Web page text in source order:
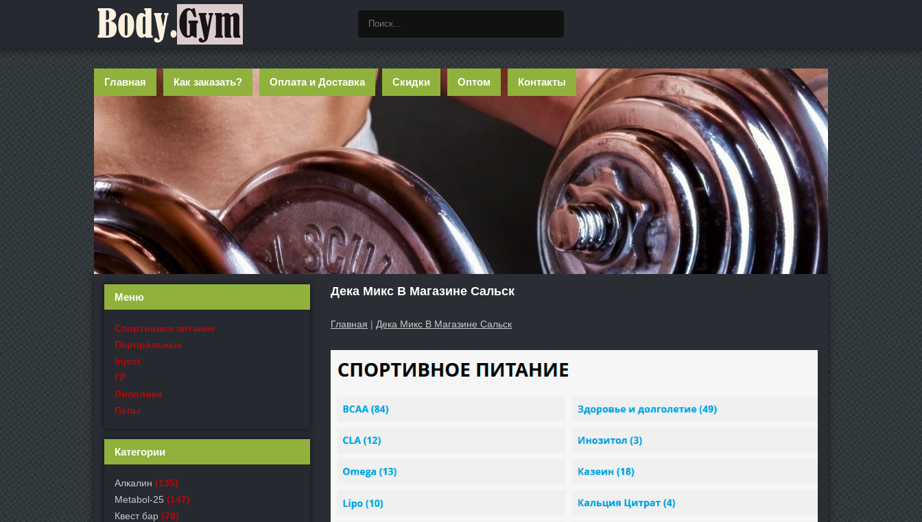
Главная Как заказать? Оплата и Доставка Скидки Оптом Контакты
Дека Микс В Магазине Сальск
Главная | Дека Микс В Магазине Сальск
Меню
Спортивное питание
Пероральные
Inject
ГР
Липолики
Пепы
Категории
Алкалин (135)
Metabol-25 (147)
Квест бар (78)